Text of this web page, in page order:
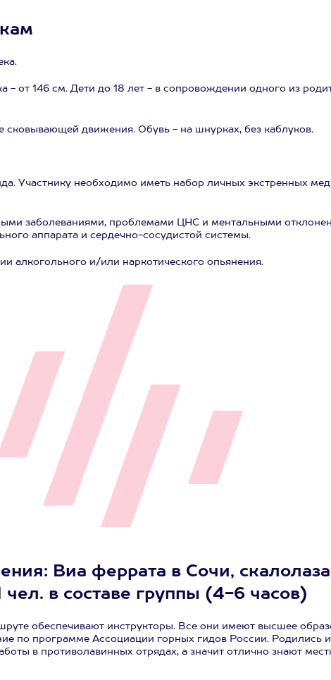
- от 146 см. Дети до 18 лет - в сопровождении одного из
движения. Обувь - на шнурках, без каблуков.
Участнику необходимо иметь набор личных экстренных
заболеваниями, проблемами ЦНС и ментальными
аппарата и сердечно-сосудистой системы.
алкогольного и/или наркотического опьянения.
Виа феррата в Сочи,
в составе группы (4-6 часов)
обеспечивают инструкторы. Все они имеют высшее
по программе Ассоциации горных гидов России. Родились
в противолавинных отрядах, а значит отлично знают